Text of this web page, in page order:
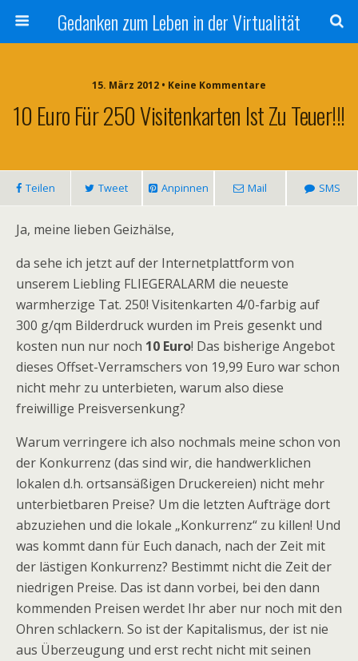
Gedanken zum Leben in der Virtualität
15. März 2012 • Keine Kommentare
10 Euro Für 250 Visitenkarten Ist Zu Teuer!!!
Teilen Tweet Anpinnen Mail SMS
Ja, meine lieben Geizhälse,
da sehe ich jetzt auf der Internetplattform von
unserem Liebling FLIEGERALARM die neueste
warmherzige Tat. 250! Visitenkarten 4/0-farbig auf
300 g/qm Bilderdruck wurden im Preis gesenkt und
kosten nun nur noch 10 Euro! Das bisherige Angebot
dieses Offset-Verramschers von 19,99 Euro war schon
nicht mehr zu unterbieten, warum also diese
freiwillige Preisversenkung?
Warum verringere ich also nochmals meine schon von
der Konkurrenz (das sind wir, die handwerklichen
lokalen d.h. ortsansäßigen Druckereien) nicht mehr
unterbietbaren Preise? Um die letzten Aufträge dort
abzuziehen und die lokale „Konkurrenz“ zu killen! Und
was kommt dann für Euch danach, nach der Zeit mit
der lästigen Konkurrenz? Bestimmt nicht die Zeit der
niedrigen Preise. Das ist dann vorbei, bei den dann
kommenden Preisen werdet Ihr aber nur noch mit den
Ohren schlackern. So ist der Kapitalismus, der ist nie
aus Überzeugung und erst recht nicht mit seinen